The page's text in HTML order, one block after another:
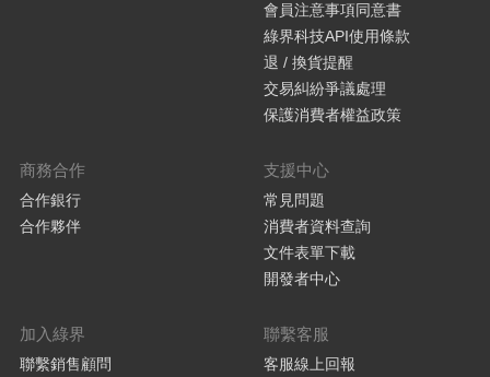
會員注意事項同意書
綠界科技API使用條款
退 / 換貨提醒
交易糾紛爭議處理
保護消費者權益政策
商務合作
合作銀行
合作夥伴
支援中心
常見問題
消費者資料查詢
文件表單下載
開發者中心
加入綠界
聯繫銷售顧問
聯繫客服
客服線上回報